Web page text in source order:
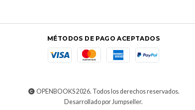
MÉTODOS DE PAGO ACEPTADOS
OPENBOOKS 2026. Todos los derechos reservados.
Desarrollado por Jumpseller.